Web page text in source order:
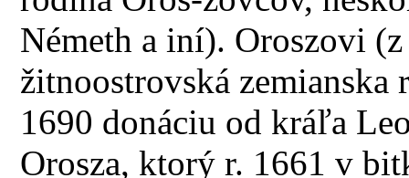
Németh a iní). Oroszovi
žitnoostrovská
1690 donáciu od kráľa
Orosza, ktorý r. 1661 v